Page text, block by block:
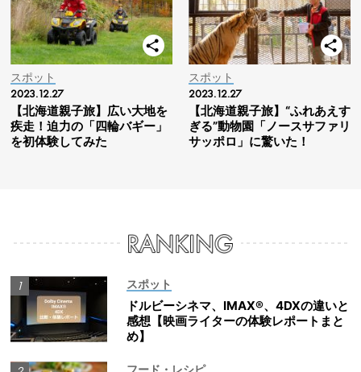
スポット
2023.12.27
【北海道親子旅】広い大地を
疾走！迫力の「四輪バギー」
を初体験してみた
スポット
2023.12.27
【北海道親子旅】“ふれあえす
ぎる”動物園「ノースサファリ
サッポロ」に驚いた！
スポット
ドルビーシネマ、IMAX®、4DXの違いと
感想【映画ライターの体験レポートまと
め】
フード・レシピ